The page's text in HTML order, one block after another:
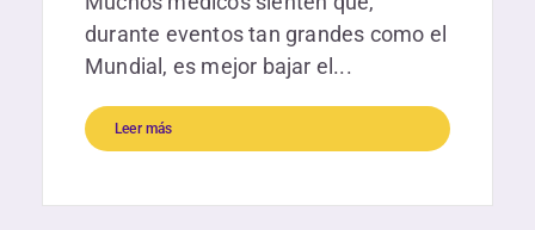
durante eventos tan grandes como el
Mundial, es mejor bajar el...
Leer más